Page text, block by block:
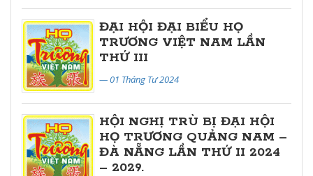
ĐẠI HỘI ĐẠI BIỂU HỌ
TRƯƠNG VIỆT NAM LẦN
THỨ III
— 01 Tháng Tư 2024
HỘI NGHỊ TRÙ BỊ ĐẠI HỘI
HỌ TRƯƠNG QUẢNG NAM –
ĐÀ NẴNG LẦN THỨ II 2024
– 2029.